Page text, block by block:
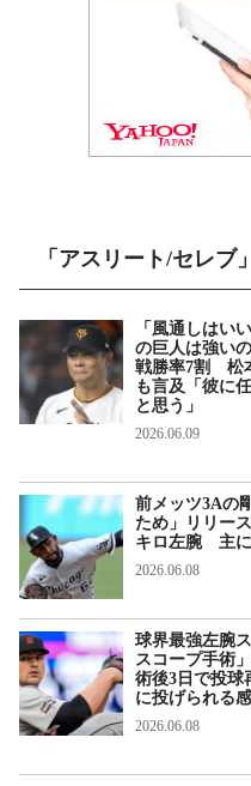
「アスリート/セレブ
「風通しはい
の巨人は強い
戦勝率7割 松
も言及「彼に
と思う」
2026.06.09
前メッツ3Aの
ため」リリー
キロ左腕 主に
2026.06.08
球界最強左腕
スコープ手術
術後3日で投球
に投げられる
2026.06.08